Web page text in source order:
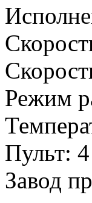
Режим
Пульт:
Завод